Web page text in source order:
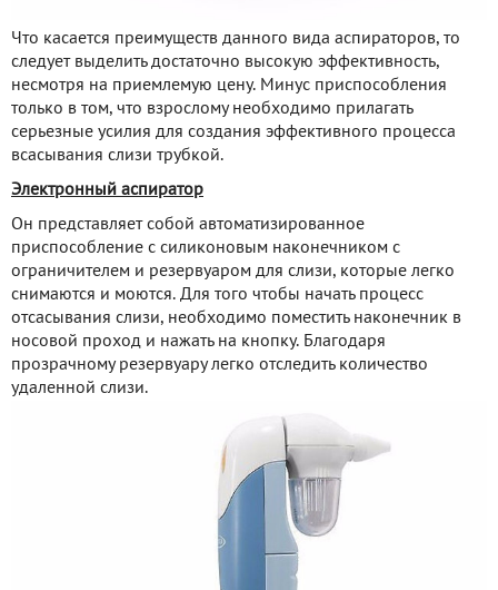
Что касается преимуществ данного вида аспираторов, то
следует выделить достаточно высокую эффективность,
несмотря на приемлемую цену. Минус приспособления
только в том, что взрослому необходимо прилагать
серьезные усилия для создания эффективного процесса
всасывания слизи трубкой.
Электронный аспиратор
Он представляет собой автоматизированное
приспособление с силиконовым наконечником с
ограничителем и резервуаром для слизи, которые легко
снимаются и моются. Для того чтобы начать процесс
отсасывания слизи, необходимо поместить наконечник в
носовой проход и нажать на кнопку. Благодаря
прозрачному резервуару легко отследить количество
удаленной слизи.